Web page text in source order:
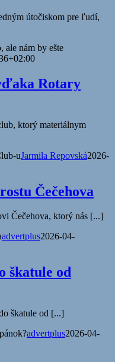
útočiskom pre ľudí,
ale nám by ešte
Rotary
ktorý materiálnym
uJarmila Repovská2026-
Čečehova
Čečehova, ktorý nás [...]
advertplus2026-04-
škatule od
škatule od [...]
advertplus2026-04-